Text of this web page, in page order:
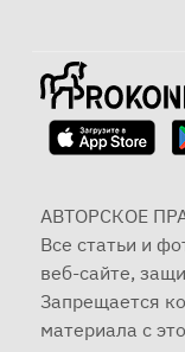
АВТОРСКОЕ
Все статьи и
веб-сайте,
Запрещается
материала с